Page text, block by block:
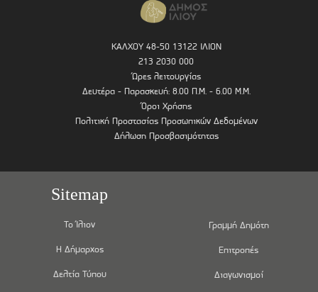
ΚΑΛΧΟΥ 48-50 13122 ΙΛΙΟΝ
213 2030 000
Ώρες λειτουργίας
Δευτέρα - Παρασκευή: 8.00 Π.Μ. - 6.00 Μ.Μ.
Όροι Χρήσης
Πολιτική Προστασίας Προσωπικών Δεδομένων
Δήλωση Προσβασιμότητας
Sitemap
Το Ίλιον
Η Δήμαρχος
Δελτία Τύπου
Γραμμή Δημότη
Επιτροπές
Διαγωνισμοί